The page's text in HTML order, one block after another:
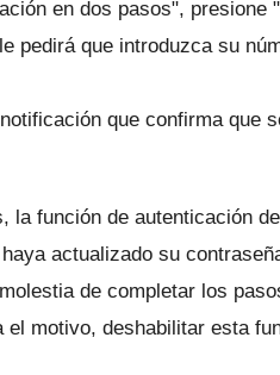
en dos pasos", presione
pedirá que introduzca su
que confirma que
la función de autenticación
actualizado su
de completar los
el motivo, deshabilitar esta